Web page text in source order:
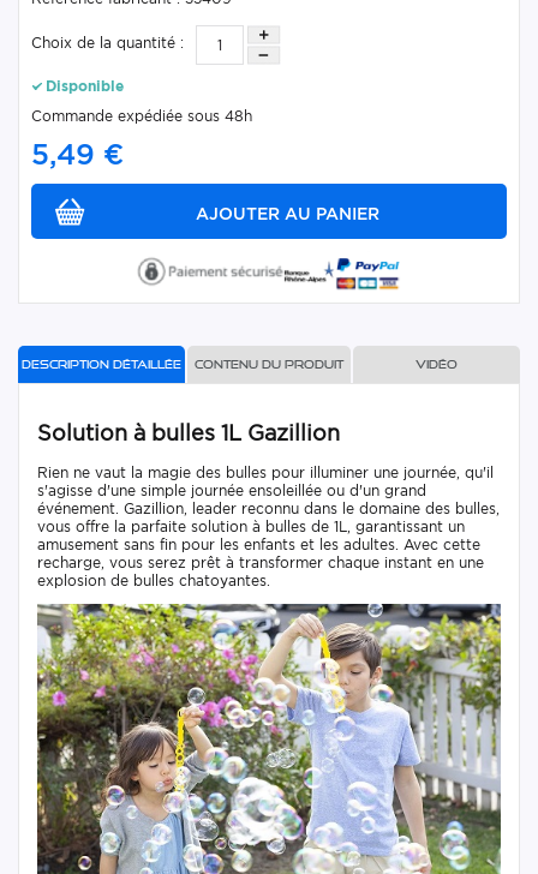
Choix de la quantité :
Disponible
Commande expédiée sous 48h
5,49 €
Description détaillée Contenu du produit Vidéo
Solution à bulles 1L Gazillion
Rien ne vaut la magie des bulles pour illuminer une journée, qu'il
s'agisse d'une simple journée ensoleillée ou d'un grand
événement. Gazillion, leader reconnu dans le domaine des bulles,
vous offre la parfaite solution à bulles de 1L, garantissant un
amusement sans fin pour les enfants et les adultes. Avec cette
recharge, vous serez prêt à transformer chaque instant en une
explosion de bulles chatoyantes.